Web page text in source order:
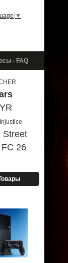
▼
- FAQ
Injustice
Street
26